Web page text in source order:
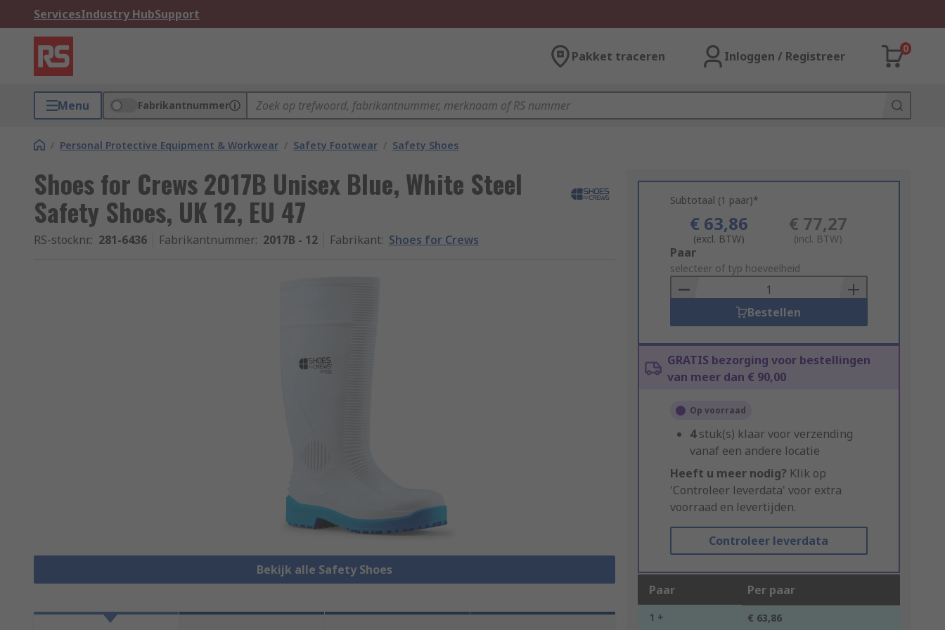
ServicesIndustry HubSupport
Pakket traceren Inloggen / Registreer
0
Menu Fabrikantnummer
/ Personal Protective Equipment & Workwear / Safety Footwear / Safety Shoes
Shoes for Crews 2017B Unisex Blue, White Steel
Safety Shoes, UK 12, EU 47
RS-stocknr.: 281-6436 Fabrikantnummer: 2017B - 12 Fabrikant: Shoes for Crews
Bekijk alle Safety Shoes
Subtotaal (1 paar)*
€ 63,86
(excl. BTW)
€ 77,27
(incl. BTW)
Add
to
Basket
Paar
selecteer of typ hoeveelheid
Bestellen
GRATIS bezorging voor bestellingen
van meer dan € 90,00
Op voorraad
4stuk(s) klaar voor verzending
vanaf een andere locatie
Heeft u meer nodig? Klik op
'Controleer leverdata' voor extra
voorraad en levertijden.
Controleer leverdata
Paar Per paar
1 + € 63,86